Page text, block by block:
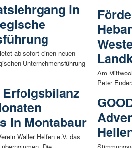
in
ab sofort einen neuen
Unternehmensführung
in Montabaur
Wäller Helfen e.V. das
Am
Peter